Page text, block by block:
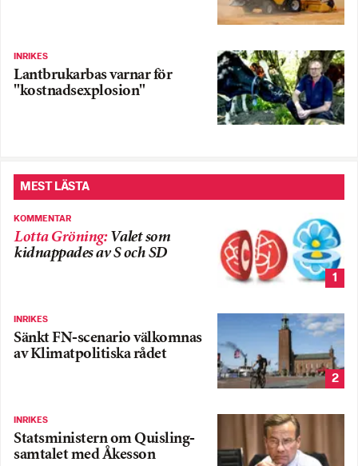
INRIKES
Lantbrukarbas varnar för
"kostnadsexplosion"
MEST LÄSTA
KOMMENTAR
Lotta Gröning: Valet som
kidnappades av S och SD
1
INRIKES
Sänkt FN-scenario välkomnas
av Klimatpolitiska rådet
2
INRIKES
Statsministern om Quisling-
samtalet med Åkesson